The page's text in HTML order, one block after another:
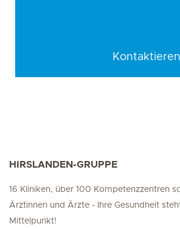
HIRSLANDEN-GRUPPE
16 Kliniken, über 100 Kompetenzzentren
Ärztinnen und Ärzte - Ihre Gesundheit
Mittelpunkt!